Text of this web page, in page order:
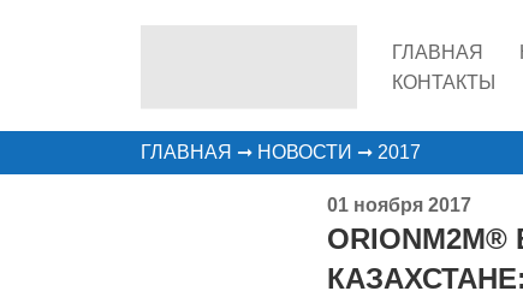
ГЛАВНАЯ
КОНТАКТЫ
ГЛАВНАЯ ➞ НОВОСТИ ➞ 2017
01 ноября 2017